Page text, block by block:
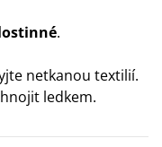
.
netkanou textilií.
ledkem.